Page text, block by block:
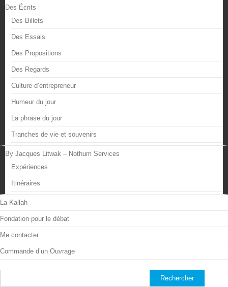
Des Écrits
Des Billets
Des Essais
Des Propositions
Des Regards
Culture d’entrepreneur
Humeur du jour
La phrase du jour
Tranches de vie et souvenirs
By Jacques Litwak – Nothum Services
Expériences
Itinéraires
La Kallah
Fondation pour le débat
Me contacter
Commande d’un Ouvrage